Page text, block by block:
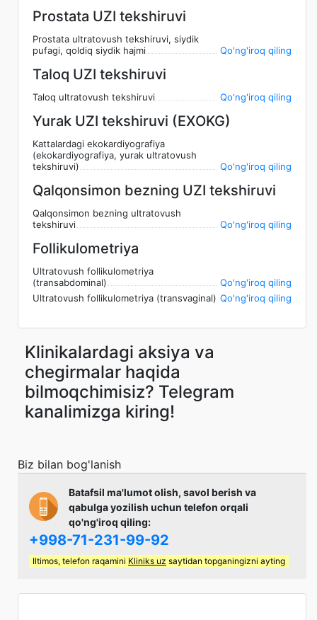
Prostata UZI tekshiruvi
Prostata ultratovush tekshiruvi, siydik
pufagi, qoldiq siydik hajmi
Qo'ng'iroq qiling
Taloq UZI tekshiruvi
Taloq ultratovush tekshiruvi Qo'ng'iroq qiling
Yurak UZI tekshiruvi (EXOKG)
Kattalardagi ekokardiyografiya
(ekokardiyografiya, yurak ultratovush
tekshiruvi)
Qo'ng'iroq qiling
Qalqonsimon bezning UZI tekshiruvi
Qalqonsimon bezning ultratovush
tekshiruvi
Qo'ng'iroq qiling
Follikulometriya
Ultratovush follikulometriya
(transabdominal)
Qo'ng'iroq qiling
Ultratovush follikulometriya (transvaginal) Qo'ng'iroq qiling
Klinikalardagi aksiya va
chegirmalar haqida
bilmoqchimisiz? Telegram
kanalimizga kiring!
Biz bilan bog'lanish
Batafsil ma'lumot olish, savol berish va
qabulga yozilish uchun telefon orqali
qo'ng'iroq qiling:
+998-71-231-99-92
Iltimos, telefon raqamini Kliniks uz saytidan topganingizni ayting